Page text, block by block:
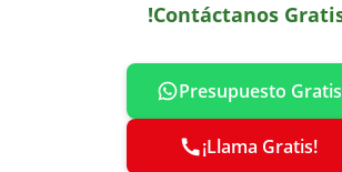
!Contáctanos
Presupuesto Gratis
¡Llama Gratis!